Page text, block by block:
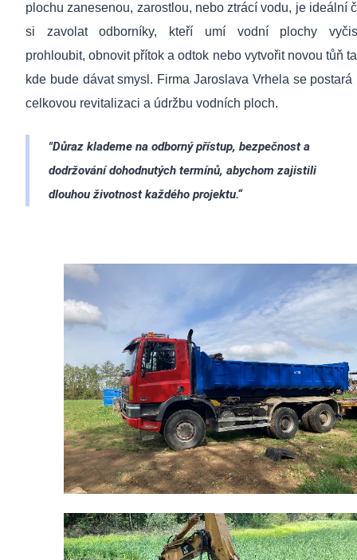
plochu zanesenou, zarostlou, nebo ztrácí vodu, je ideální
si zavolat odborníky, kteří umí vodní plochy
prohloubit, obnovit přítok a odtok nebo vytvořit novou tůň
kde bude dávat smysl. Firma Jaroslava Vrhela se postará
celkovou revitalizaci a údržbu vodních ploch.
"Důraz klademe na odborný přístup, bezpečnost a
dodržování dohodnutých termínů, abychom zajistili
dlouhou životnost každého projektu.“